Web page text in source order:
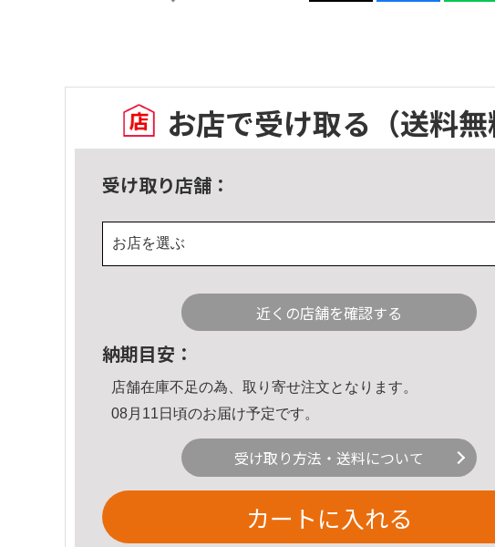
お店で受け取る （送料無
受け取り店舗：
お店を選ぶ
近くの店舗を確認する
納期目安：
店舗在庫不足の為、取り寄せ注文となります。
08月11日頃のお届け予定です。
受け取り方法・送料について
カートに入れる